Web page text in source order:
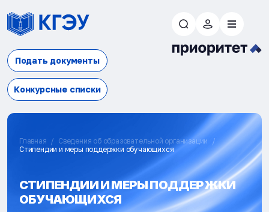
Подать документы
Конкурсные списки
Главная
Сведения об образовательной организации
Стипендии и меры поддержки обучающихся
СТИПЕНДИИ И МЕРЫ ПОДДЕРЖКИ
ОБУЧАЮЩИХСЯ